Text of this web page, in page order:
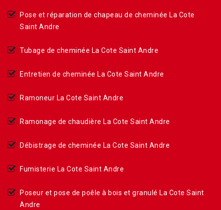
Pose et réparation de chapeau de cheminée La Cote
Saint Andre
Tubage de cheminée La Cote Saint Andre
Entretien de cheminée La Cote Saint Andre
Ramoneur La Cote Saint Andre
Ramonage de chaudière La Cote Saint Andre
Débistrage de cheminée La Cote Saint Andre
Fumisterie La Cote Saint Andre
Poseur et pose de poêle à bois et granulé La Cote Saint
Andre